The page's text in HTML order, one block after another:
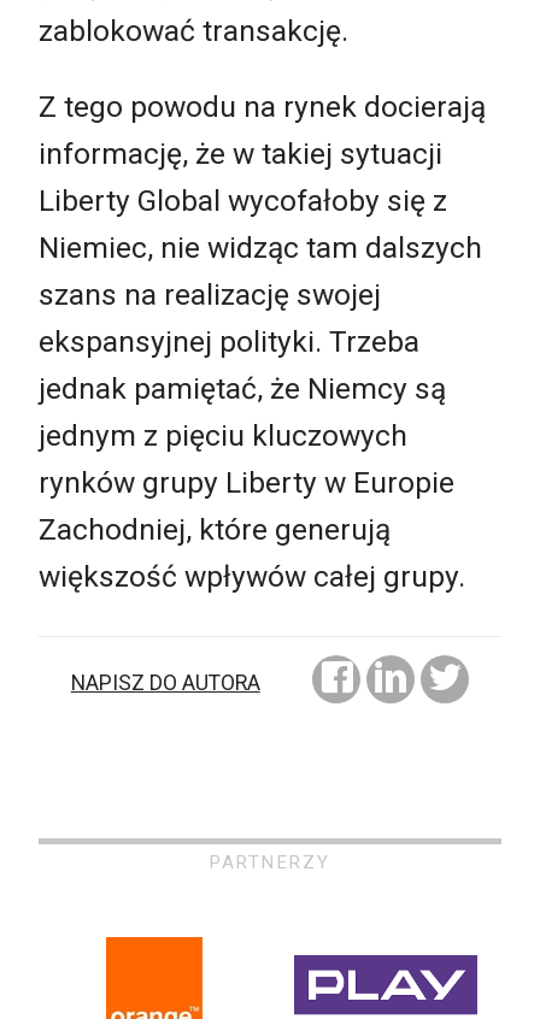
zablokować transakcję.
Z tego powodu na rynek docierają
informację, że w takiej sytuacji
Liberty Global wycofałoby się z
Niemiec, nie widząc tam dalszych
szans na realizację swojej
ekspansyjnej polityki. Trzeba
jednak pamiętać, że Niemcy są
jednym z pięciu kluczowych
rynków grupy Liberty w Europie
Zachodniej, które generują
większość wpływów całej grupy.
NAPISZ DO AUTORA
PARTNERZY